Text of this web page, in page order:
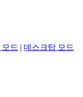
드 | 데스크탑 모드